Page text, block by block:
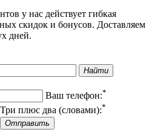
у нас действует гибкая
скидок и бонусов. Доставляем
дней.
Найти
Ваш телефон:*
Три плюс два (словами):*
Отправить